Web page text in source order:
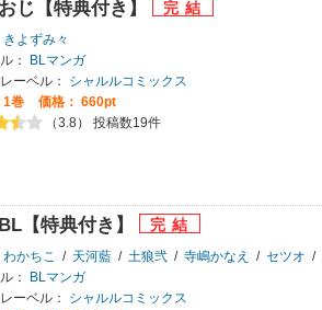
じ【特典付き】
きよずみ々
：
BLマンガ
ーベル：
シャルルコミックス
1巻
価格： 660pt
（3.8） 投稿数19件
【特典付き】
わかちこ / 天河藍 / 土狼弐 / 寺嶋かなえ / セツオ /
：
BLマンガ
ーベル：
シャルルコミックス